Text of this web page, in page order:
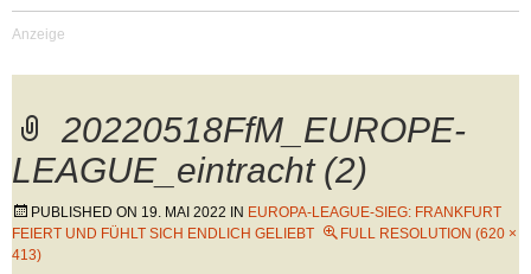
20220518FfM_EUROPE-
LEAGUE_eintracht (2)
PUBLISHED ON 19. MAI 2022 IN EUROPA-LEAGUE-SIEG: FRANKFURT
FEIERT UND FÜHLT SICH ENDLICH GELIEBT
FULL RESOLUTION (620 ×
413)